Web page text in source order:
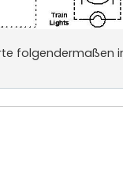
folgendermaßen